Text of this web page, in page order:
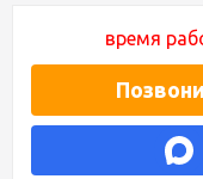
время